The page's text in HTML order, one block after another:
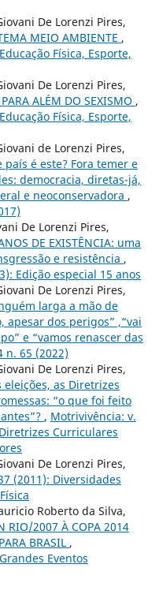
De Lorenzi Pires,
MEIO AMBIENTE ,
Física, Esporte,
De Lorenzi Pires,
ALÉM DO SEXISMO ,
Física, Esporte,
de Lorenzi Pires,
país é este? Fora temer e
democracia, diretas-já,
e neoconservadora ,
De Lorenzi Pires,
DE EXISTÊNCIA: uma
e resistência ,
Edição especial 15 anos
De Lorenzi Pires,
larga a mão de
apesar dos perigos” ,“vai
e “vamos renascer das
n. 65 (2022)
De Lorenzi Pires,
eleições, as Diretrizes
“o que foi feito
, Motrivivência: v.
Curriculares
De Lorenzi Pires,
(2011): Diversidades
Roberto da Silva,
RIO/2007 À COPA 2014
BRASIL ,
Eventos